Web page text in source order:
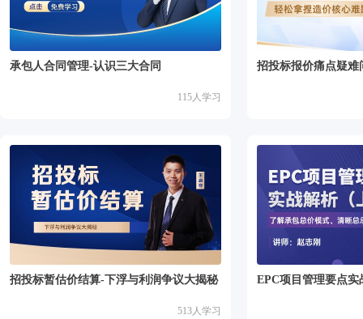
承包人合同管理-认识三大合同
115人学习
招投标报价痛点疑难
招投标暂估价结算-下浮与利润争议大揭秘
513人学习
EPC项目管理要点实